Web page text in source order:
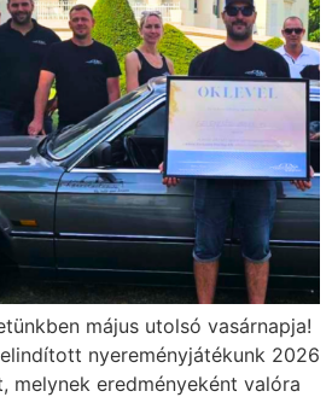
május utolsó vasárnapja!
nyereményjátékunk 2026
melynek eredményeként valóra